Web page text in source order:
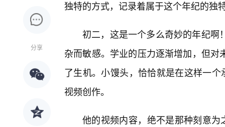
分享
独特的方式，记录着属于这个年纪的独
初二，这是一个多么奇妙的年纪啊
杂而敏感。学业的压力逐渐增加，但
了生机。小馒头，恰恰就是在这样一
视频创作。
他的视频内容，绝不是那种刻意为